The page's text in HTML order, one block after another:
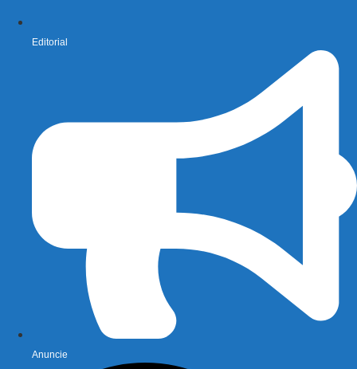
Editorial
Anuncie